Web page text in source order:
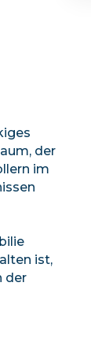
der
im
ist,
der